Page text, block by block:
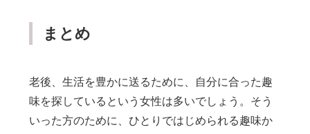
まとめ
老後、生活を豊かに送るために、自分に合った趣
味を探しているという女性は多いでしょう。そう
いった方のために、ひとりではじめられる趣味か